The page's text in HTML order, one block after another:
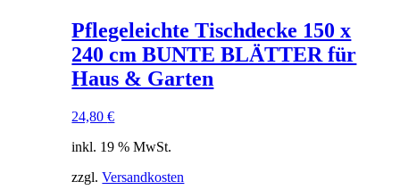
Pflegeleichte Tischdecke 150 x
240 cm BUNTE BLÄTTER für
Haus & Garten
24,80€
inkl. 19 % MwSt.
zzgl.Versandkosten